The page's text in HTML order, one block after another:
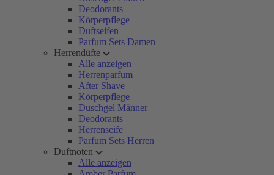
Deodorants
Körperpflege
Duftseifen
Parfum Sets Damen
Herrendüfte
Alle anzeigen
Herrenparfum
After Shave
Körperpflege
Duschgel Männer
Deodorants
Herrenseife
Parfum Sets Herren
Duftnoten
Alle anzeigen